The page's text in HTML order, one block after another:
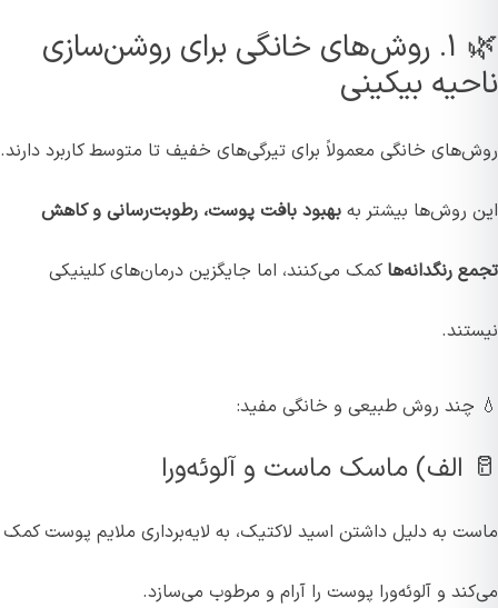
🌿 ۱. روش‌های خانگی برای روشن‌سازی
ناحیه بیکینی
روش‌های خانگی معمولاً برای تیرگی‌های خفیف تا متوسط کاربرد دارند.
این روش‌ها بیشتر به بهبود بافت پوست، رطوبت‌رسانی و کاهش
تجمع رنگدانه‌ها کمک می‌کنند، اما جایگزین درمان‌های کلینیکی
نیستند.
💧 چند روش طبیعی و خانگی مفید:
🥛 الف) ماسک ماست و آلوئه‌ورا
ماست به دلیل داشتن اسید لاکتیک، به لایه‌برداری ملایم پوست کمک
می‌کند و آلوئه‌ورا پوست را آرام و مرطوب می‌سازد.